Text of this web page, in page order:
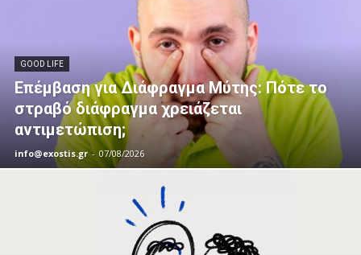
GOOD LIFE
Επέμβαση για Διάφραγμα Μύτης: Πότε το
στραβό διάφραγμα χρειάζεται
αντιμετώπιση;
info@exostis.gr - 07/08/2026